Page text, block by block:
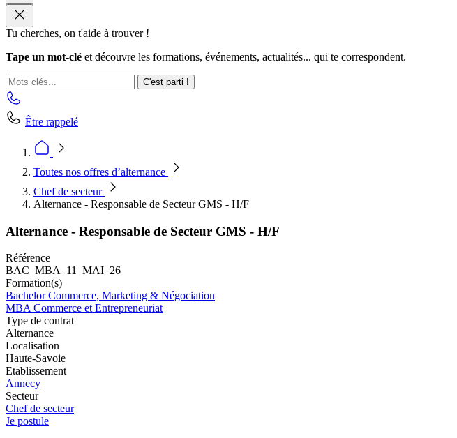
Tu cherches, on t'aide à trouver !
Tape un mot-clé et découvre les formations, événements, actualités... qui te correspondent.
C'est parti !
Être rappelé
Toutes nos offres d’alternance
Chef de secteur
Alternance - Responsable de Secteur GMS - H/F
Alternance - Responsable de Secteur GMS - H/F
Référence
BAC_MBA_11_MAI_26
Formation(s)
Bachelor Commerce, Marketing & Négociation
MBA Commerce et Entrepreneuriat
Type de contrat
Alternance
Localisation
Haute-Savoie
Etablissement
Annecy
Secteur
Chef de secteur
Je postule